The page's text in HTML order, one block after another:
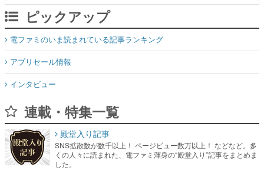
ピックアップ
電ファミのいま読まれている記事ランキング
アプリセール情報
インタビュー
連載・特集一覧
殿堂入り記事
SNS拡散数が数千以上！ ページビュー数万以上！ などなど。多
くの人々に読まれた、電ファミ渾身の“殿堂入り”記事をまとめま
した。